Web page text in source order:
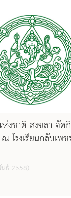
ชาติ สงขลา จัด
รงเรียนกลับเพ
ธ์ 2558)